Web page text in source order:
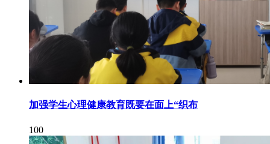
加强学生心理健康教育既要在面上“织布
100